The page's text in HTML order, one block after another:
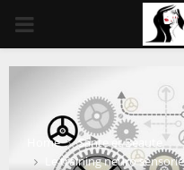
PRIMARY
MENU
Home
Sante et Beaute
Le training neuro